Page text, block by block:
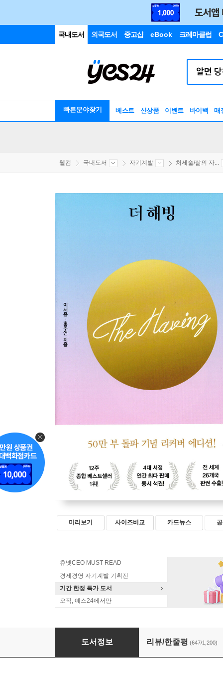
국내도서 외국도서 중고샵 eBook 크레마클럽
빠른분야찾기 베스트 신상품 이벤트 바이백 매
웰컴 국내도서 자기계발 처세술/삶의 자...
미리보기 사이즈비교 카드뉴스
휴넷CEO MUST READ
경제경영 자기계발 기획전
기간 한정 특가 도서
오직, 예스24에서만
더 해빙 The Having (50만부 기념 리커버 에디
도서정보 리뷰/한줄평 (647/1,200)